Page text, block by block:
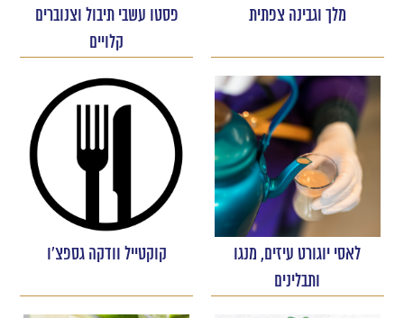
מלך וגבינה צפתית
פסטו עשבי תיבול וצנוברים
קלויים
לאסי יוגורט עיזים, מנגו
ותבלינים
קוקטייל וודקה גספצ'ו